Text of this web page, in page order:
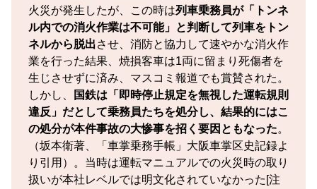
火災が発生したが、この時は列車乗務員が「トンネ
ル内での消火作業は不可能」と判断して列車をトン
ネルから脱出させ、消防と協力して速やかな消火作
業を行った結果、焼損客車は1両に留まり死傷者を
生じさせずに済み、マスコミ報道でも賞賛された。
しかし、
国鉄は「即時停止規定を無視した運転規則
違反」だとして乗務員たちを処分し、結果的にはこ
の処分が本件事故の大惨事を招く要因ともなった。
（坂本衛著、「車掌乗務手帳」大阪車掌区史記録よ
り引用）。当時は運転マニュアルでの火災時の取り
扱いが本社レベルでは明文化されていなかった[注